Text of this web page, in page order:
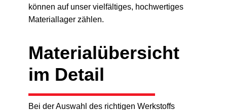
können auf unser vielfältiges, hochwertiges
Materiallager zählen.
Materialübersicht
im Detail
Bei der Auswahl des richtigen Werkstoffs